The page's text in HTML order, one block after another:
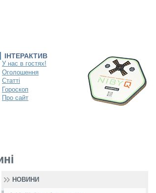
ІНТЕРАКТИВ
У нас в гостях!
Оголошення
Статті
Гороскоп
Про сайт
НОВИНИ